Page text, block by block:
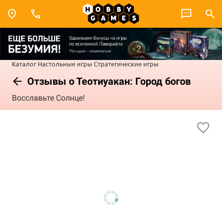
Каталог Настольные игры Стратегические игры
Отзывы о Теотиуакан: Город богов
Восславьте Солнце!